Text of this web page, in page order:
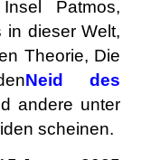
Patmos,
in dieser Welt,
Theorie, Die
Neid des
andere unter
scheinen.